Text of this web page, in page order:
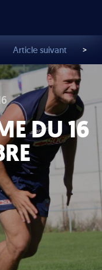
DU 16
Article suivant >